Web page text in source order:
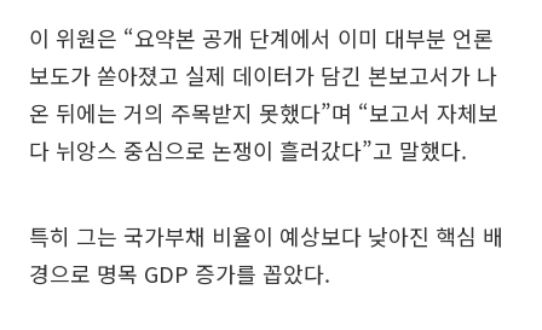
이 위원은 “요약본 공개 단계에서 이미 대부분 언론
보도가 쏟아졌고 실제 데이터가 담긴 본보고서가 나
온 뒤에는 거의 주목받지 못했다”며 “보고서 자체보
다 뉘앙스 중심으로 논쟁이 흘러갔다”고 말했다.
특히 그는 국가부채 비율이 예상보다 낮아진 핵심 배
경으로 명목 GDP 증가를 꼽았다.